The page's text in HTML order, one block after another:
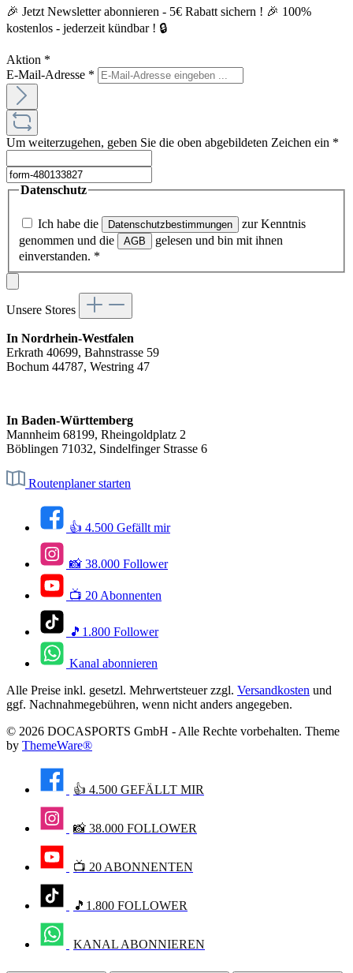
🎉 Jetzt Newsletter abonnieren - 5€ Rabatt sichern ! 🎉 100%
kostenlos - jederzeit kündbar ! 🔒
Aktion *
E-Mail-Adresse *
Um weiterzugehen, geben Sie die oben abgebildeten Zeichen ein *
Datenschutz
Ich habe die Datenschutzbestimmungen
zur Kenntnis
genommen und die
AGB
gelesen und bin mit ihnen
einverstanden. *
Unsere Stores
In Nordrhein-Westfalen
Erkrath 40699, Bahnstrasse 59
Bochum 44787, Westring 47
In Baden-Württemberg
Mannheim 68199, Rheingoldplatz 2
Böblingen 71032, Sindelfinger Strasse 6
Routenplaner starten
👍 4.500 Gefällt mir
📸 38.000 Follower
📺 20 Abonnenten
🎵1.800 Follower
Kanal abonnieren
Alle Preise inkl. gesetzl. Mehrwertsteuer zzgl. Versandkosten und
ggf. Nachnahmegebühren, wenn nicht anders angegeben.
© 2026 DOCASPORTS GmbH - Alle Rechte vorbehalten. Theme
by ThemeWare®
👍 4.500 GEFÄLLT MIR
📸 38.000 FOLLOWER
📺 20 ABONNENTEN
🎵1.800 FOLLOWER
KANAL ABONNIEREN